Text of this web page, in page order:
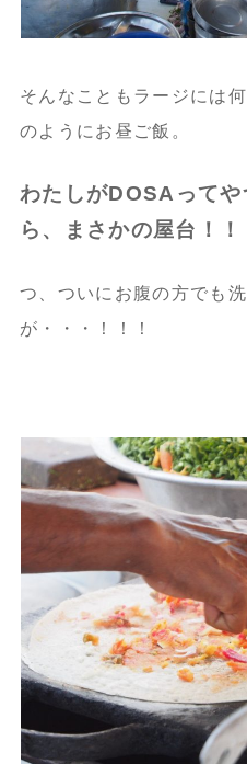
そんなこともラージには
のようにお昼ご飯。
わたしがDOSAって
ら、まさかの屋台！！
つ、ついにお腹の方でも
が・・・！！！